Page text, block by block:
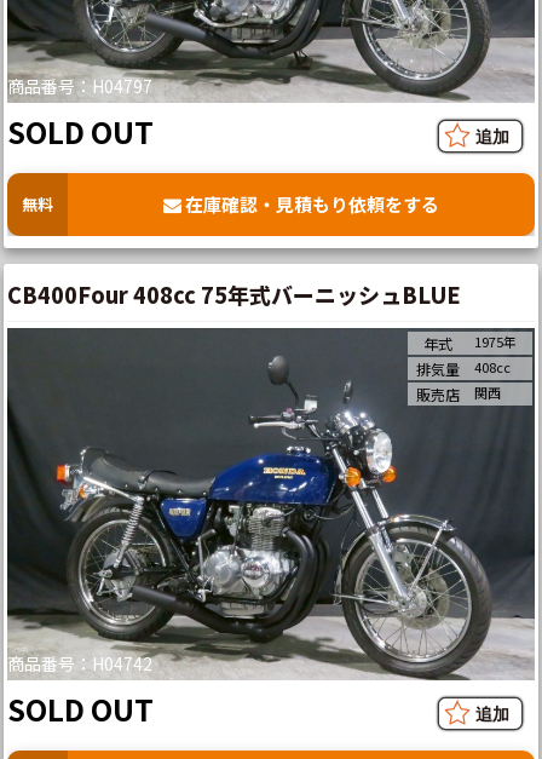
商品番号：H04797
SOLD OUT
無料 在庫確認・見積もり依頼をする
CB400Four 408cc 75年式バーニッシュBLUE
商品番号：H04742
年式 1975年
排気量 408cc
販売店 関西
SOLD OUT